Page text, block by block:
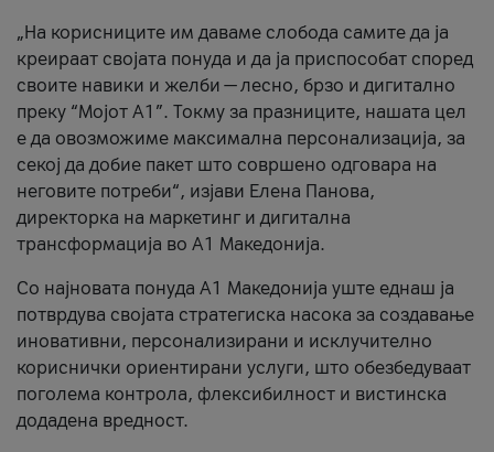
„На корисниците им даваме слобода самите да ја
креираат својата понуда и да ја приспособат според
своите навики и желби — лесно, брзо и дигитално
преку “Мојот А1”. Токму за празниците, нашата цел
е да овозможиме максимална персонализација, за
секој да добие пакет што совршено одговара на
неговите потреби“, изјави Елена Панова,
директорка на маркетинг и дигитална
трансформација во А1 Македонија.
Со најновата понуда А1 Македонија уште еднаш ја
потврдува својата стратегиска насока за создавање
иновативни, персонализирани и исклучително
кориснички ориентирани услуги, што обезбедуваат
поголема контрола, флексибилност и вистинска
додадена вредност.